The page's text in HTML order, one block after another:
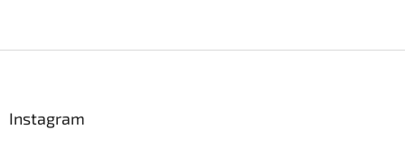
Instagram